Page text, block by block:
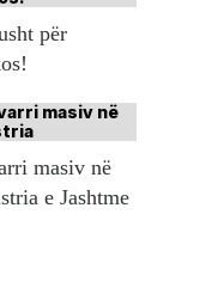
për
masiv në
e Jashtme